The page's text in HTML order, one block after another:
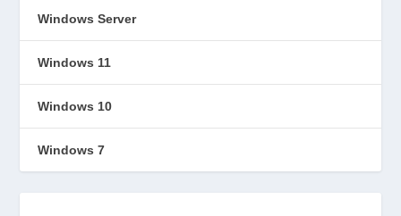
Windows Server
Windows 11
Windows 10
Windows 7